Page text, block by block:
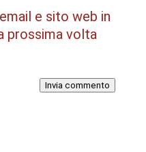
e sito web in
prossima volta
Invia commento